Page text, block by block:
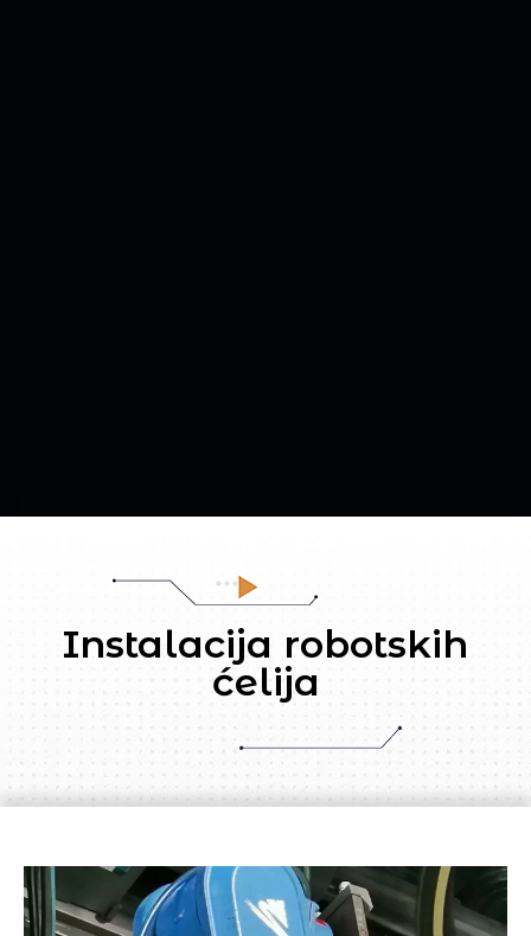
Instalacija robotskih
ćelija